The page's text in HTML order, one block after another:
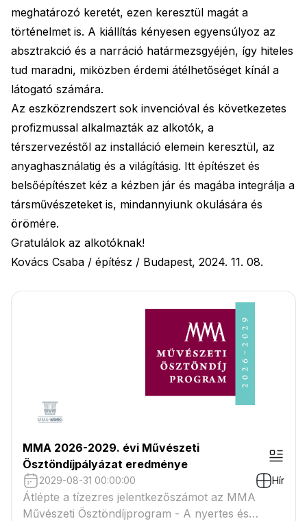
meghatározó keretét, ezen keresztül magát a
történelmet is. A kiállítás kényesen egyensúlyoz az
absztrakció és a narráció határmezsgyéjén, így hiteles
tud maradni, miközben érdemi átélhetőséget kínál a
látogató számára.
Az eszközrendszert sok invencióval és következetes
profizmussal alkalmazták az alkotók, a
térszervezéstől az installáció elemein keresztül, az
anyaghasználatig és a világításig. Itt építészet és
belsőépítészet kéz a kézben jár és magába integrálja a
társművészeteket is, mindannyiunk okulására és
örömére.
Gratulálok az alkotóknak!
Kovács Csaba / építész / Budapest, 2024. 11. 08.
MMA 2026-2029. évi Művészeti
Ösztöndíjpályázat eredménye
2029-08-31 00:00:00 Hír
Átlépte a tízezres jelentkezőszámot az MMA
Művészeti Ösztöndíjprogram - A nyertes és